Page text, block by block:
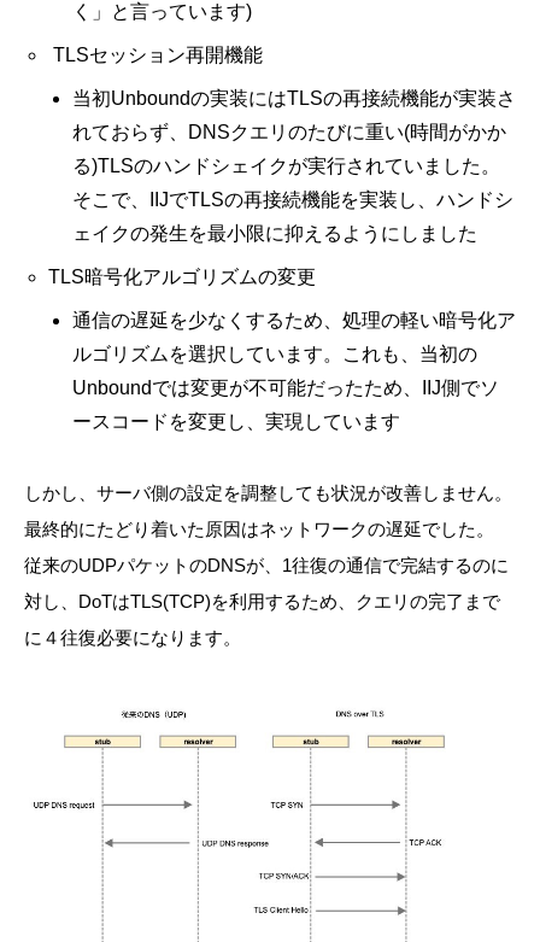
く」と言っています)
TLSセッション再開機能
当初Unboundの実装にはTLSの再接続機能が実装さ
れておらず、DNSクエリのたびに重い(時間がかか
る)TLSのハンドシェイクが実行されていました。
そこで、IIJでTLSの再接続機能を実装し、ハンドシ
ェイクの発生を最小限に抑えるようにしました
TLS暗号化アルゴリズムの変更
通信の遅延を少なくするため、処理の軽い暗号化ア
ルゴリズムを選択しています。これも、当初の
Unboundでは変更が不可能だったため、IIJ側でソ
ースコードを変更し、実現しています
しかし、サーバ側の設定を調整しても状況が改善しません。
最終的にたどり着いた原因はネットワークの遅延でした。
従来のUDPパケットのDNSが、1往復の通信で完結するのに
対し、DoTはTLS(TCP)を利用するため、クエリの完了まで
に４往復必要になります。